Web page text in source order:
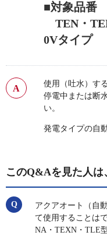
■対象品番
TEN・
0Vタイプ
使用（吐水）す
停電中または断
い。
発電タイプの自
このQ&Aを見た人
アクアオート（自
て使用することは
NA・TEXN・TLE